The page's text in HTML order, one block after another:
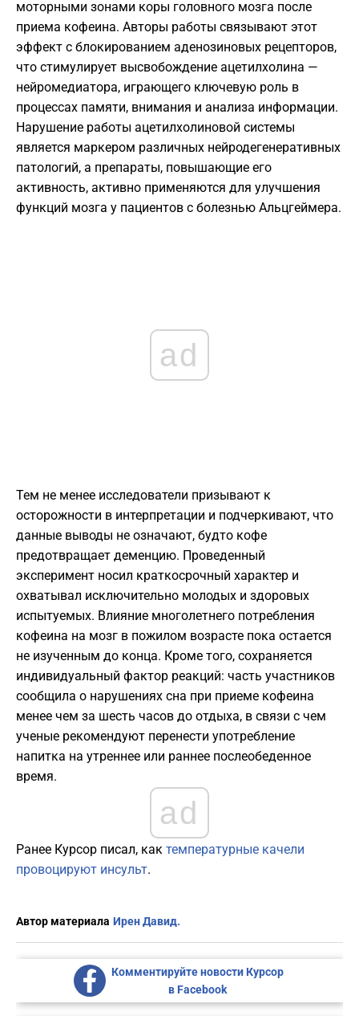
моторными зонами коры головного мозга после
приема кофеина. Авторы работы связывают этот
эффект с блокированием аденозиновых рецепторов,
что стимулирует высвобождение ацетилхолина —
нейромедиатора, играющего ключевую роль в
процессах памяти, внимания и анализа информации.
Нарушение работы ацетилхолиновой системы
является маркером различных нейродегенеративных
патологий, а препараты, повышающие его
активность, активно применяются для улучшения
функций мозга у пациентов с болезнью Альцгеймера.
ad
Тем не менее исследователи призывают к
осторожности в интерпретации и подчеркивают, что
данные выводы не означают, будто кофе
предотвращает деменцию. Проведенный
эксперимент носил краткосрочный характер и
охватывал исключительно молодых и здоровых
испытуемых. Влияние многолетнего потребления
кофеина на мозг в пожилом возрасте пока остается
не изученным до конца. Кроме того, сохраняется
индивидуальный фактор реакций: часть участников
сообщила о нарушениях сна при приеме кофеина
менее чем за шесть часов до отдыха, в связи с чем
ученые рекомендуют перенести употребление
напитка на утреннее или раннее послеобеденное
время.
ad
Ранее Курсор писал, как температурные качели
провоцируют инсульт.
Автор материала Ирен Давид.
Комментируйте новости Курсор
в Facebook